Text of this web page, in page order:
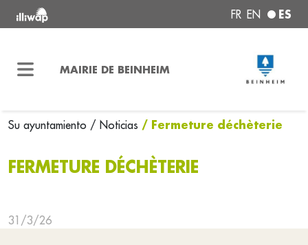
FR EN ES
MAIRIE DE BEINHEIM
Su ayuntamiento / Noticias / Fermeture déchèterie
FERMETURE DÉCHÈTERIE
31/3/26